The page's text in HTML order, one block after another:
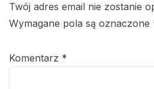
Twój adres email nie zostanie
Wymagane pola są oznaczone
Komentarz *